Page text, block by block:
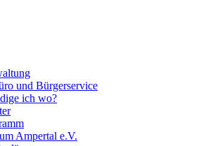
und Bürgerservice
ich wo?
Ampertal e.V.